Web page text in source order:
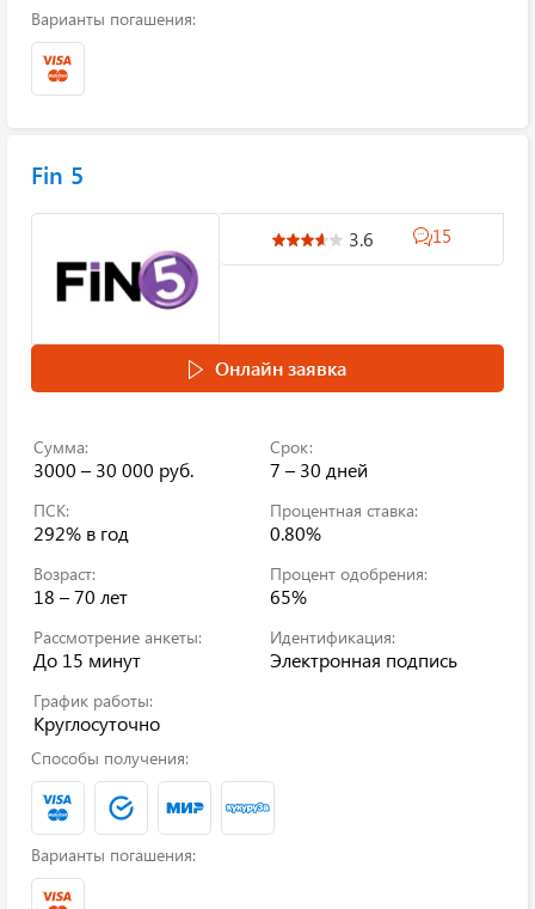
Варианты погашения:
Fin 5
3.6 15
Онлайн заявка
Сумма:
3000 – 30 000 руб.
Срок:
7 – 30 дней
ПСК:
292% в год
Процентная ставка:
0.80%
Возраст:
18 – 70 лет
Процент одобрения:
65%
Рассмотрение анкеты:
До 15 минут
Идентификация:
Электронная подпись
График работы:
Круглосуточно
Способы получения:
Варианты погашения: